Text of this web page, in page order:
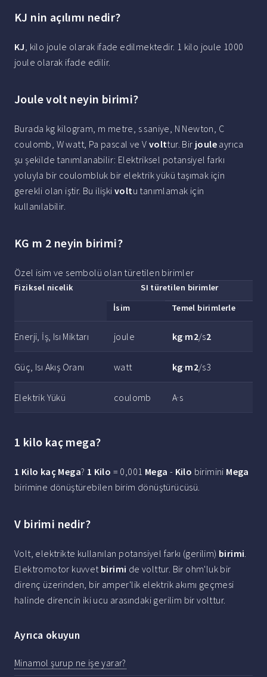
KJ nin açılımı nedir?
KJ, kilo joule olarak ifade edilmektedir. 1 kilo joule 1000
joule olarak ifade edilir.
Joule volt neyin birimi?
Burada kg kilogram, m metre, s saniye, N Newton, C
coulomb, W watt, Pa pascal ve V volttur. Bir joule ayrıca
şu şekilde tanımlanabilir: Elektriksel potansiyel farkı
yoluyla bir coulombluk bir elektrik yükü taşımak için
gerekli olan iştir. Bu ilişkivoltu tanımlamak için
kullanılabilir.
KG m 2 neyin birimi?
Özel isim ve sembolü olan türetilen birimler
Fiziksel nicelik SI türetilen birimler
İsim
Temel birimlerle
Enerji, İş, Isı Miktarı joule kg·m2/s2
Güç, Isı Akış Oranı watt kg·m2/s3
Elektrik Yükü coulomb A·s
1 kilo kaç mega?
1 Kilo kaç Mega? 1 Kilo = 0,001 Mega - Kilo birimini Mega
birimine dönüştürebilen birim dönüştürücüsü.
V birimi nedir?
Volt, elektrikte kullanılan potansiyel farkı (gerilim) birimi.
Elektromotor kuvvet birimi de volttur. Bir ohm'luk bir
direnç üzerinden, bir amper'lik elektrik akımı geçmesi
halinde direncin iki ucu arasındaki gerilim bir volttur.
Ayrıca okuyun
Minamol şurup ne işe yarar?